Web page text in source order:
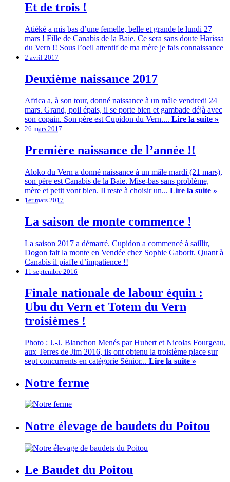
Et de trois !
Atiéké a mis bas d’une femelle, belle et grande le lundi 27
mars ! Fille de Canabis de la Baie. Ce sera sans doute Harissa
du Vern !! Sous l’oeil attentif de ma mère je fais connaissance
2 avril 2017
Deuxième naissance 2017
Africa a, à son tour, donné naissance à un mâle vendredi 24
mars. Grand, poil épais, il se porte bien et gambade déjà avec
son copain. Son père est Cupidon du Vern.... Lire la suite »
26 mars 2017
Première naissance de l’année !!
Aloko du Vern a donné naissance à un mâle mardi (21 mars),
son père est Canabis de la Baie. Mise-bas sans problème,
mère et petit vont bien. Il reste à choisir un... Lire la suite »
1er mars 2017
La saison de monte commence !
La saison 2017 a démarré. Cupidon a commencé à saillir,
Dogon fait la monte en Vendée chez Sophie Gaborit. Quant à
Canabis il piaffe d’impatience !!
11 septembre 2016
Finale nationale de labour équin :
Ubu du Vern et Totem du Vern
troisièmes !
Photo : J.-J. Blanchon Menés par Hubert et Nicolas Fourgeau,
aux Terres de Jim 2016, ils ont obtenu la troisième place sur
sept concurrents en catégorie Sénior... Lire la suite »
Notre ferme
Notre élevage de baudets du Poitou
Le Baudet du Poitou